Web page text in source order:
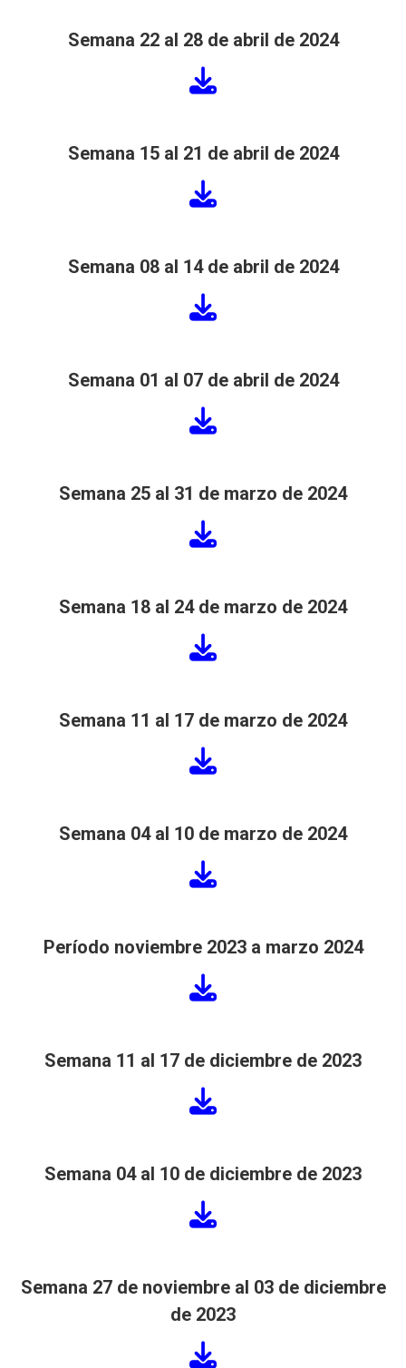
Semana 22 al 28 de abril de 2024
Semana 15 al 21 de abril de 2024
Semana 08 al 14 de abril de 2024
Semana 01 al 07 de abril de 2024
Semana 25 al 31 de marzo de 2024
Semana 18 al 24 de marzo de 2024
Semana 11 al 17 de marzo de 2024
Semana 04 al 10 de marzo de 2024
Período noviembre 2023 a marzo 2024
Semana 11 al 17 de diciembre de 2023
Semana 04 al 10 de diciembre de 2023
Semana 27 de noviembre al 03 de diciembre
de 2023